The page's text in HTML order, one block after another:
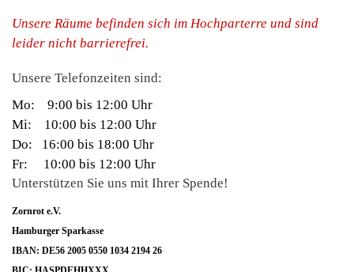
Unsere Räume befinden sich im Hochparterre und sind
leider nicht barrierefrei.
Unsere Telefonzeiten sind:
Mo: 9:00 bis 12:00 Uhr
Mi: 10:00 bis 12:00 Uhr
Do: 16:00 bis 18:00 Uhr
Fr: 10:00 bis 12:00 Uhr
Unterstützen Sie uns mit Ihrer Spende!
Zornrot e.V.
Hamburger Sparkasse
IBAN: DE56 2005 0550 1034 2194 26